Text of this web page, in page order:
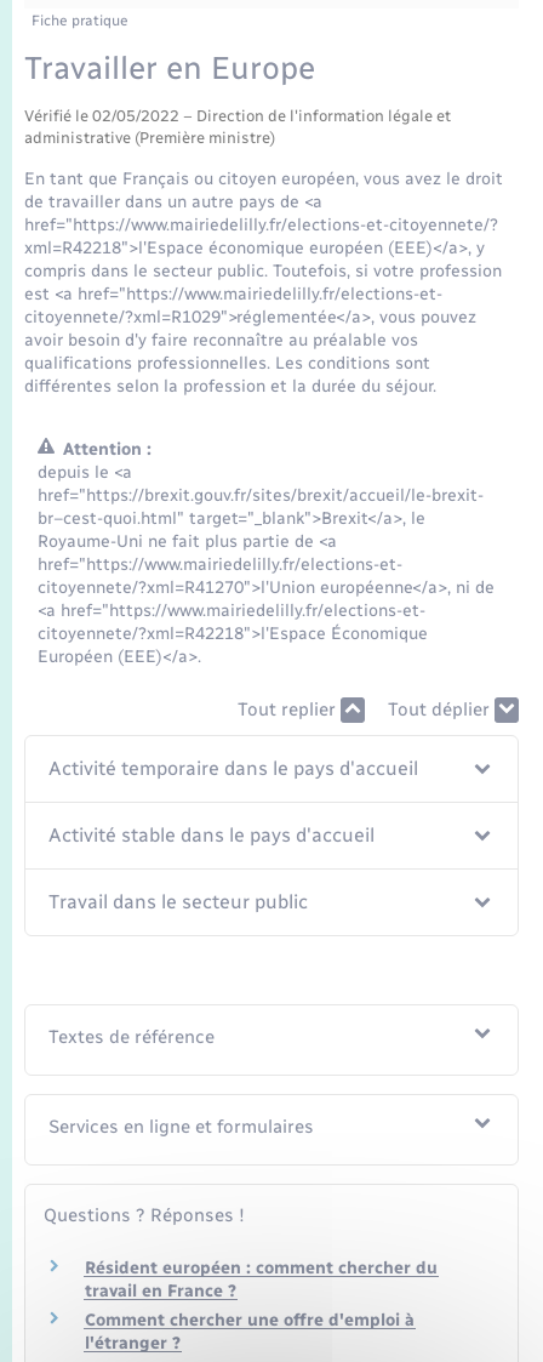
Mariage – PACS
Parrainage civil
Recensement
Fiche pratique
Travailler en Europe
Vérifié le 02/05/2022 – Direction de l'information légale et
administrative (Première ministre)
En tant que Français ou citoyen européen, vous avez le droit
de travailler dans un autre pays de <a
href="https://www.mairiedelilly.fr/elections-et-citoyennete/?
xml=R42218">l'Espace économique européen (EEE)</a>, y
compris dans le secteur public. Toutefois, si votre profession
est <a href="https://www.mairiedelilly.fr/elections-et-
citoyennete/?xml=R1029">réglementée</a>, vous pouvez
avoir besoin d'y faire reconnaître au préalable vos
qualifications professionnelles. Les conditions sont
différentes selon la profession et la durée du séjour.
Attention :
depuis le <a
href="https://brexit.gouv.fr/sites/brexit/accueil/le-brexit-
br–cest-quoi.html" target="_blank">Brexit</a>, le
Royaume-Uni ne fait plus partie de <a
href="https://www.mairiedelilly.fr/elections-et-
citoyennete/?xml=R41270">l'Union européenne</a>, ni de
<a href="https://www.mairiedelilly.fr/elections-et-
citoyennete/?xml=R42218">l'Espace Économique
Européen (EEE)</a>.
Tout replier Tout déplier
Activité temporaire dans le pays d'accueil
Activité stable dans le pays d'accueil
Travail dans le secteur public
Textes de référence
Services en ligne et formulaires
Questions ? Réponses !
Résident européen : comment chercher du
travail en France ?
Comment chercher une offre d'emploi à
l'étranger ?